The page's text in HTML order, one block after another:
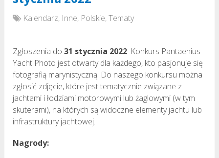
Kalendarz, Inne, Polskie,Tematy
Zgłoszenia do31 stycznia 2022. Konkurs Pantaenius
Yacht Photo jest otwarty dla każdego, kto pasjonuje się
fotografią marynistyczną. Do naszego konkursu można
zgłosić zdjęcie, które jest tematycznie związane z
jachtami i łodziami motorowymi lub żaglowymi (w tym
skuterami), na których są widoczne elementy jachtu lub
infrastruktury jachtowej.
Nagrody: